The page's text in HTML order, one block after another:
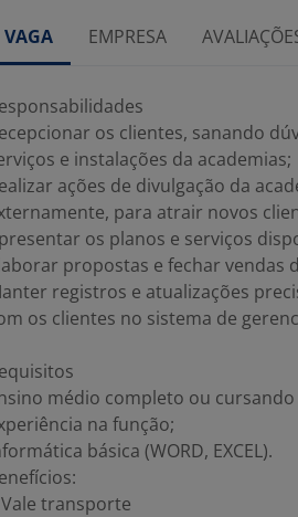
VAGA EMPRESA
os clientes, sanando
e instalações da academias;
ações de divulgação da
para atrair novos
os planos e serviços
propostas e fechar vendas
registros e atualizações
os clientes no sistema de
médio completo ou
na função;
básica (WORD, EXCEL).
transporte